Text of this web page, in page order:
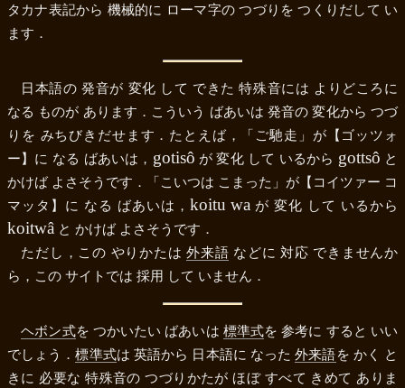
タカナ表記から 機械的に ローマ字の つづりを つくりだして い
ます．
日本語の 発音が 変化 して できた 特殊音には よりどころに
なる ものが あります．こういう ばあいは 発音の 変化から つづ
りを みちびきだせます．たとえば，
「ご馳走」 が 【ゴッツォ
ー】 に なる ばあいは， gotisô が 変化 して いるから gottsô と
かけば よさそうです．
「こいつは こまった」 が 【コイツァー コ
マッタ】 に なる ばあいは， koitu wa が 変化 して いるから
koitwâ と かけば よさそうです．
ただし，この やりかたは 外来語 などに 対応 できませんか
ら，この サイトでは 採用 して いません．
ヘボン式を つかいたい ばあいは 標準式を 参考に すると いい
でしょう．標準式は 英語から 日本語に なった外来語を かく と
きに 必要な 特殊音の つづりかたが ほぼ すべて きめて ありま